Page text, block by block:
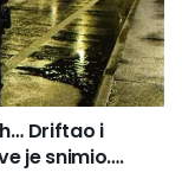
Driftao i
je snimio….